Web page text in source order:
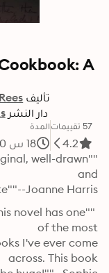
A
تأليف
دار النشر
57 تقييمات
4.2
المدة
18 س 50 د
and
Joanne Harris
of the most
across. This book